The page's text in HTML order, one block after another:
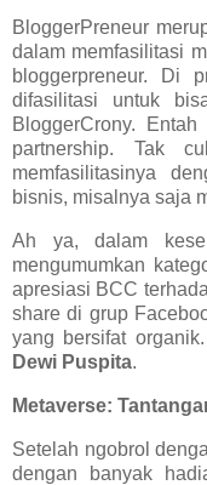
BloggerPreneur
dalam memfasilitasi
bloggerpreneur. Di
difasilitasi untuk
BloggerCrony.
partnership. Tak
memfasilitasinya
bisnis, misalnya saja
Ah ya, dalam
mengumumkan
apresiasi BCC
share di grup
yang bersifat
Dewi Puspita.
Metaverse:
Setelah ngobrol
dengan banyak